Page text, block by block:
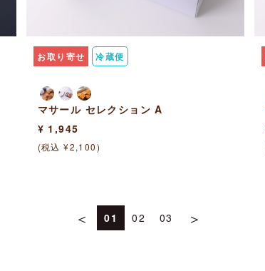
お取り寄せ 冷蔵便
マサール セレクション A
¥ 1,945
(税込 ¥2,100)
＜ 01 02 03 ＞